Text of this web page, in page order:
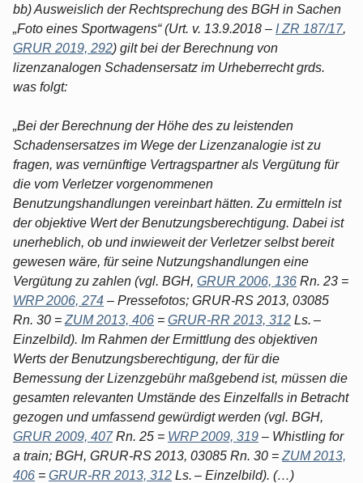
bb) Ausweislich der Rechtsprechung des BGH in Sachen
„Foto eines Sportwagens“ (Urt. v. 13.9.2018 – I ZR 187/17,
GRUR 2019, 292) gilt bei der Berechnung von
lizenzanalogen Schadensersatz im Urheberrecht grds.
was folgt:
„Bei der Berechnung der Höhe des zu leistenden
Schadensersatzes im Wege der Lizenzanalogie ist zu
fragen, was vernünftige Vertragspartner als Vergütung für
die vom Verletzer vorgenommenen
Benutzungshandlungen vereinbart hätten. Zu ermitteln ist
der objektive Wert der Benutzungsberechtigung. Dabei ist
unerheblich, ob und inwieweit der Verletzer selbst bereit
gewesen wäre, für seine Nutzungshandlungen eine
Vergütung zu zahlen (vgl. BGH, GRUR 2006, 136 Rn. 23 =
WRP 2006, 274 – Pressefotos; GRUR-RS 2013, 03085
Rn. 30 = ZUM 2013, 406 = GRUR-RR 2013, 312 Ls. –
Einzelbild). Im Rahmen der Ermittlung des objektiven
Werts der Benutzungsberechtigung, der für die
Bemessung der Lizenzgebühr maßgebend ist, müssen die
gesamten relevanten Umstände des Einzelfalls in Betracht
gezogen und umfassend gewürdigt werden (vgl. BGH,
GRUR 2009, 407Rn. 25 = WRP 2009, 319 – Whistling for
a train; BGH, GRUR-RS 2013, 03085 Rn. 30 = ZUM 2013,
406 = GRUR-RR 2013, 312 Ls. – Einzelbild). (…)